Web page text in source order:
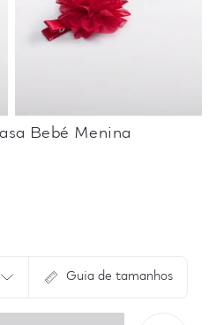
Bebé Menina
Guia de tamanhos